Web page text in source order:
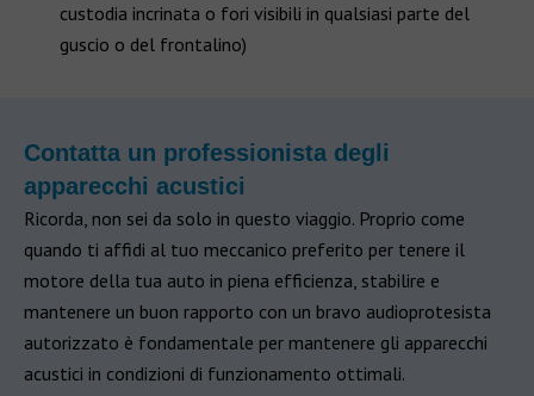
custodia incrinata o fori visibili in qualsiasi parte del
guscio o del frontalino)
Contatta un professionista degli
apparecchi acustici
Ricorda, non sei da solo in questo viaggio. Proprio come
quando ti affidi al tuo meccanico preferito per tenere il
motore della tua auto in piena efficienza, stabilire e
mantenere un buon rapporto con un bravo audioprotesista
autorizzato è fondamentale per mantenere gli apparecchi
acustici in condizioni di funzionamento ottimali.